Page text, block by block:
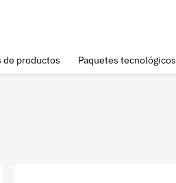
de productos Paquetes tecnológicos